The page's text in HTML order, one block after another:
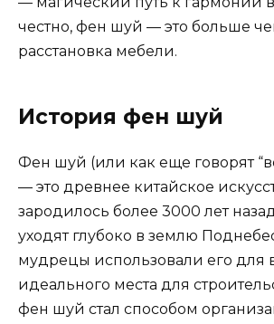
честно, фен шуй — это больше
расстановка мебели.
История фен шуй
Фен шуй (или как еще говорят
— это древнее китайское
зародилось более 3000 лет
уходят глубоко в землю
мудрецы использовали его для
идеального места для
фен шуй стал способом